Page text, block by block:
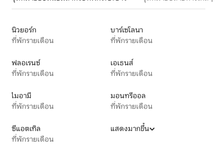
นิวยอร์ก
ที่พักรายเดือน
บาร์เซโลนา
ที่พักรายเดือน
ฟลอเรนซ์
ที่พักรายเดือน
เอเธนส์
ที่พักรายเดือน
ไมอามี
ที่พักรายเดือน
มอนทรีออล
ที่พักรายเดือน
ซีแอตเทิล
ที่พักรายเดือน
แสดงมากขึ้น